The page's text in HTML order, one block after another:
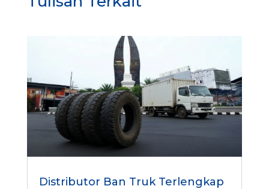
a
Distributor Ban Truk Terlengkap